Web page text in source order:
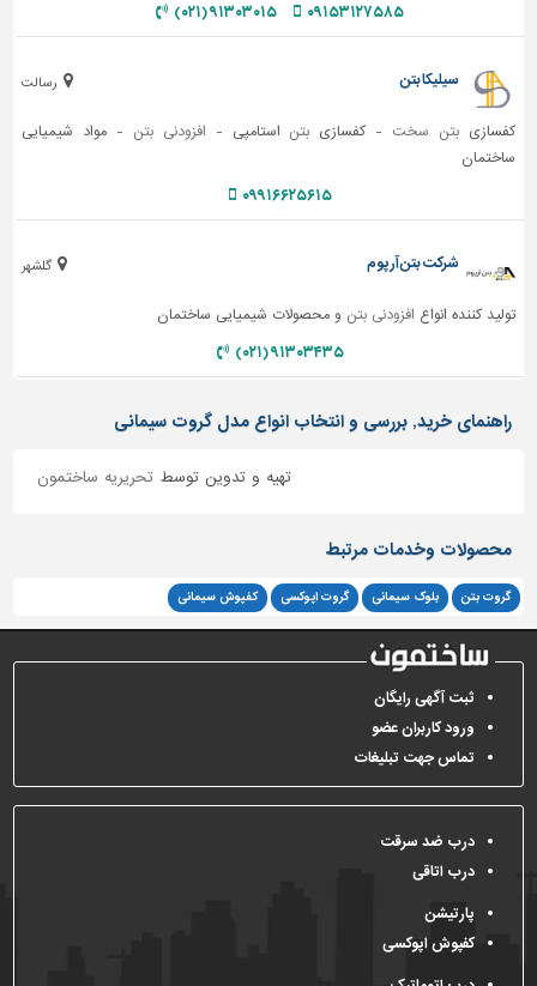
۰۹۱۵۳۱۲۷۵۸۵ ۹۱۳۰۳۰۱۵ (۰۲۱)
رسالت سیلیکا بتن
کفسازیبتن سخت - کفسازی بتن استامپی - افزودنی بتن - مواد شیمیایی
ساختمان
۰۹۹۱۶۶۲۵۶۱۵
گلشهر شرکت بتن آرپوم
تولید کننده انواع افزودنی بتن و محصولات شیمیایی ساختمان
۹۱۳۰۳۴۳۵ (۰۲۱)
راهنمای خرید, بررسی و انتخاب انواع مدل گروت سیمانی
تهیه و تدوین توسط تحریریه ساختمون
محصولات وخدمات مرتبط
گروت بتن بلوک سیمانی گروت اپوکسی کفپوش سیمانی
ثبت آگهی رایگان
ورود کاربران عضو
تماس جهت تبلیغات
درب ضد سرقت
درب اتاقی
پارتیشن
کفپوش اپوکسی